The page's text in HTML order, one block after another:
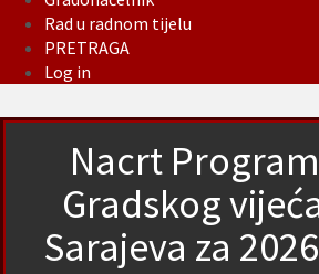
Rad u radnom tijelu
PRETRAGA
Log in
Nacrt
Gradskog
Sarajeva za